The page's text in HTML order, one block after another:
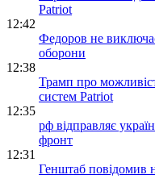
Patriot
12:42
Федоров не
оборони
12:38
Трамп про
систем Patriot
12:35
рф відправляє
фронт
12:31
Генштаб повідомив